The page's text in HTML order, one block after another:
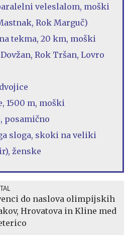
veleslalom, moški
Rok Marguč)
tekma, 20 km, moški
Rok Tršan, Lovro
1500 m, moški
posamično
sloga, skoki na veliki
ženske
do naslova olimpijskih
Hrovatova in Kline med